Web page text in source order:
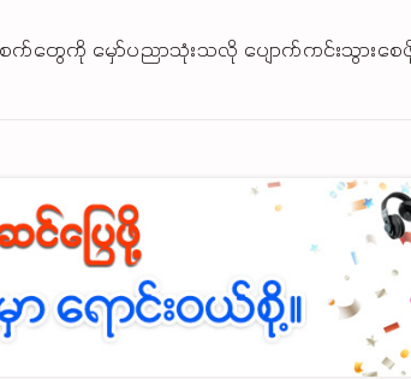
က်တွေကို မှော်ပညာသုံးသလို ပျောက်ကင်းသွားစေ
တွင်း သိသိသာသာ မျက်နှာလေးကြည်လင်လာမှာ